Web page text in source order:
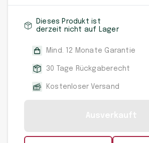
Dieses Produkt ist
derzeit nicht auf Lager
Mind. 12 Monate Garantie
30 Tage Rückgaberecht
Kostenloser Versand